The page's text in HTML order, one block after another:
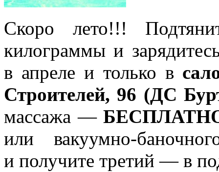
Скоро лето!!!
килограммы и
в апреле и только в
Строителей, 96 (ДС
массажа —
или вакуумно-
и получите третий — в